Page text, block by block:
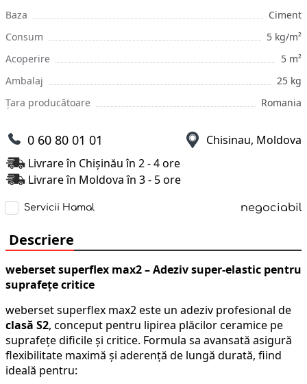
Baza
Ciment
Consum
5 kg/m²
Acoperire
5 m²
Ambalaj
25 kg
Țara producătoare
Romania
0 60 80 01 01
Chisinau, Moldova
Livrare în Chișinău în 2 - 4 ore
Livrare în Moldova în 3 - 5 ore
Servicii Hamal negociabil
Descriere
weberset superflex max2 – Adeziv super‑elastic pentru
suprafețe critice
weberset superflex max2 este un adeziv profesional de
clasă S2, conceput pentru lipirea plăcilor ceramice pe
suprafețe dificile și critice. Formula sa avansată asigură
flexibilitate maximă și aderență de lungă durată, fiind
ideală pentru: